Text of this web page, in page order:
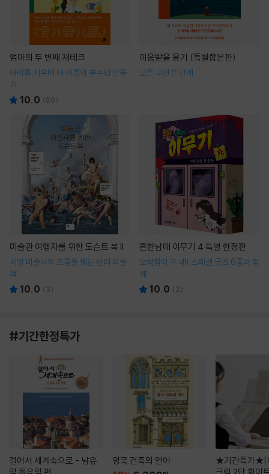
엄마의 두 번째 재테크
아이를 키우며 내 이름의 부수입 만들
기
10.0 (50)
미움받을 용기 (특별합본판)
모든 고민은 관계
미술관 여행자를 위한 도슨트 북 II
서양 미술사의 흐름을 꿰는 반려 미술
책
10.0 ( 3)
흔한남매 이무기 4 특별 한정판
오싹함이 두 배! 스페셜 굿즈 6종과 함
께
10.0 ( 2)
#기간한정특가
걸어서 세계속으로 - 남유
영국 건축의 언어
★기간특가★[